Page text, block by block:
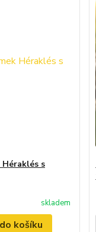
Héraklés s
skladem
košíku